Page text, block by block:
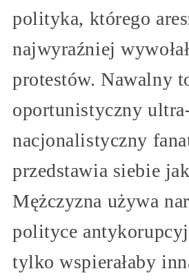
polityka, którego
najwyraźniej
protestów. Nawalny
oportunistyczny
nacjonalistyczny
przedstawia siebie
Mężczyzna używa
polityce
tylko wspierałaby